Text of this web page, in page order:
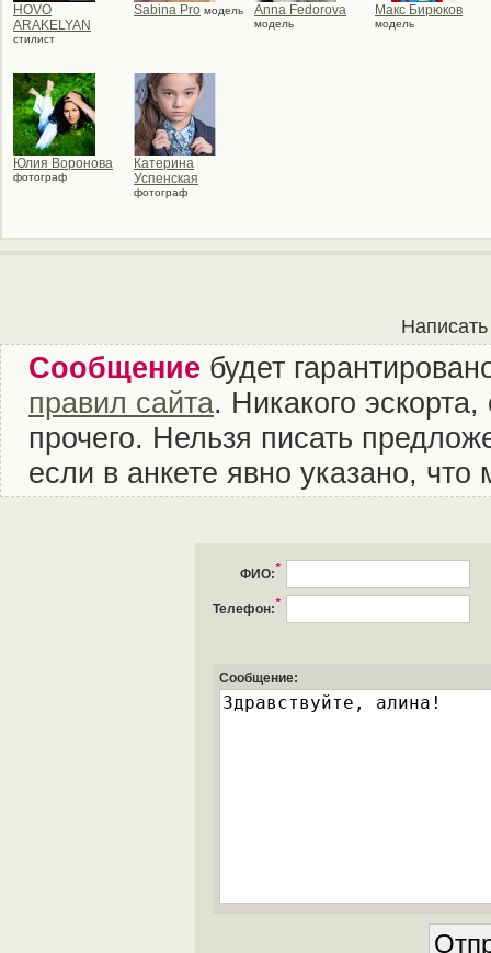
HOVO
ARAKELYAN
стилист
Sabina Pro модель Anna Fedorova
модель
Макс Бирюков
модель
Юлия Воронова
фотограф
Катерина
Успенская
фотограф
Сообщение будет
правил сайта. Никакого
прочего. Нельзя писать
если в анкете явно указано,
ФИО:*
Телефон:*
Сообщение: